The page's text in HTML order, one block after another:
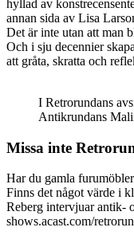
hyllad av
annan sida av Lisa
Det är inte utan att man
Och i sju decennier
att gråta, skratta och
I Retrorundans
Antikrundans
Missa inte
Har du gamla
Finns det något värde i
Reberg intervjuar antik-
shows.acast.com/